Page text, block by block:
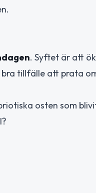
. Syftet är att
tillfälle att prata
osten som